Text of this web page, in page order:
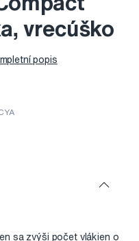
vrecúško
popis
sa zvýši počet vlákien o